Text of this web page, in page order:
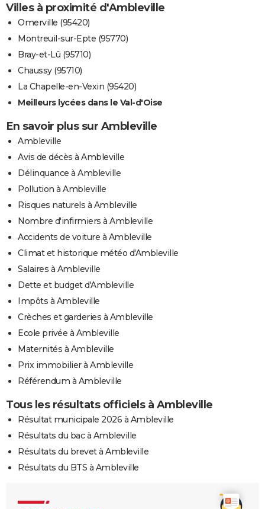
Villes à proximité d'Ambleville
Omerville (95420)
Montreuil-sur-Epte (95770)
Bray-et-Lû (95710)
Chaussy (95710)
La Chapelle-en-Vexin (95420)
Meilleurs lycées dans le Val-d'Oise
En savoir plus sur Ambleville
Ambleville
Avis de décès à Ambleville
Délinquance à Ambleville
Pollution à Ambleville
Risques naturels à Ambleville
Nombre d'infirmiers à Ambleville
Accidents de voiture à Ambleville
Climat et historique météo d'Ambleville
Salaires à Ambleville
Dette et budget d'Ambleville
Impôts à Ambleville
Crèches et garderies à Ambleville
Ecole privée à Ambleville
Maternités à Ambleville
Prix immobilier à Ambleville
Référendum à Ambleville
Tous les résultats officiels à Ambleville
Résultat municipale 2026 à Ambleville
Résultats du bac à Ambleville
Résultats du brevet à Ambleville
Résultats du BTS à Ambleville